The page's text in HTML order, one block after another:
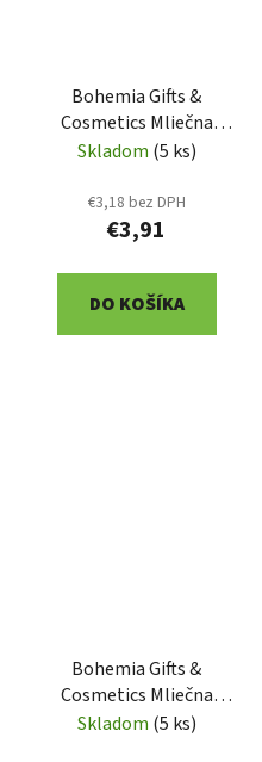
Bohemia Gifts &
Cosmetics Mliečna
čokoláda 100 g 1. pomoc
Skladom (5 ks)
€3,18 bez DPH
€3,91
DO KOŠÍKA
Bohemia Gifts &
Cosmetics Mliečna
čokoláda 100 g recept
Skladom (5 ks)